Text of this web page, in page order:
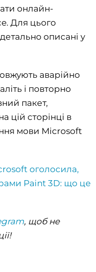
онлайн-
Для цього
описані у
аварійно
і повторно
пакет,
цій сторінці в
мови Microsoft
оголосила,
Paint 3D: що це
, щоб не